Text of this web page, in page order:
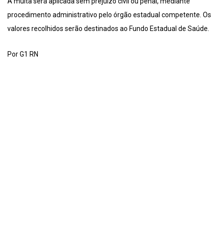
procedimento administrativo pelo órgão estadual competente. Os
valores recolhidos serão destinados ao Fundo Estadual de Saúde.
Por G1 RN